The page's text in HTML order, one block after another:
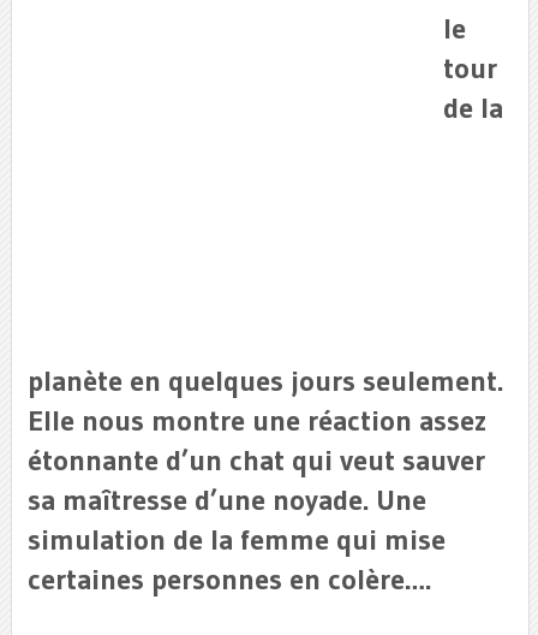
le
tour
de la
planète en quelques jours seulement.
Elle nous montre une réaction assez
étonnante d’un chat qui veut sauver
sa maîtresse d’une noyade. Une
simulation de la femme qui mise
certaines personnes en colère….